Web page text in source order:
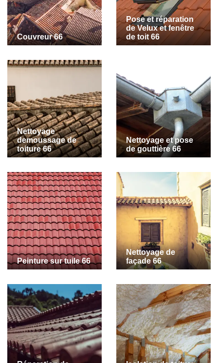
Couvreur 66
Pose et réparation
de Velux et fenêtre
de toit 66
Nettoyage
demoussage de
toiture 66
Nettoyage et pose
de gouttière 66
Peinture sur tuile 66
Nettoyage de
façade 66